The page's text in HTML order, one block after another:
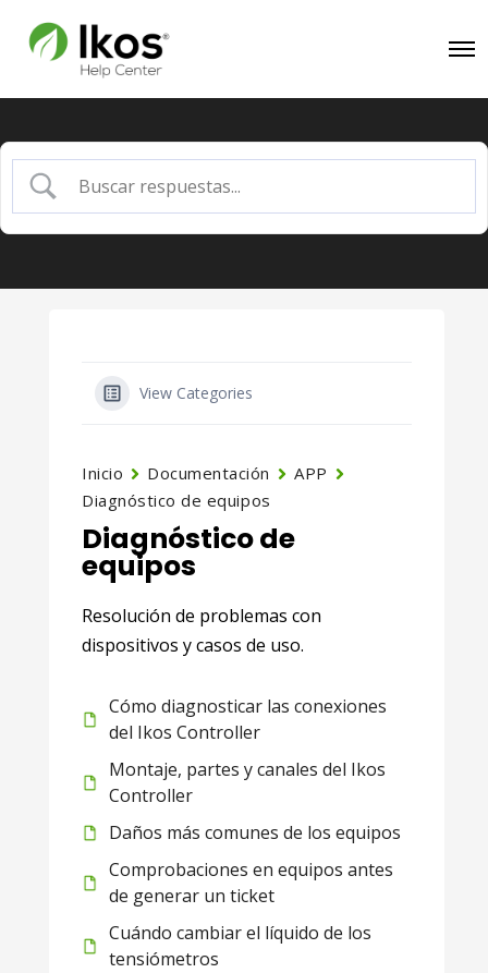
View Categories
Inicio Documentación
APP
Diagnóstico de equipos
Diagnóstico de
equipos
Resolución de problemas con
dispositivos y casos de uso.
Cómo diagnosticar las conexiones
del Ikos Controller
Montaje, partes y canales del Ikos
Controller
Daños más comunes de los equipos
Comprobaciones en equipos antes
de generar un ticket
Cuándo cambiar el líquido de los
tensiómetros